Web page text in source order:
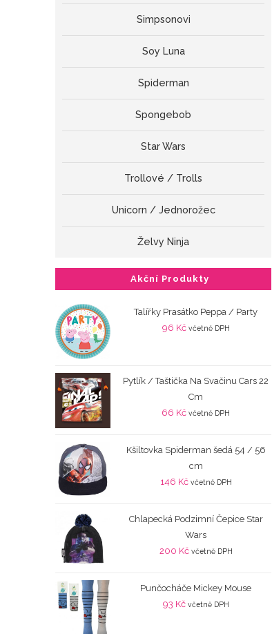
Simpsonovi
Soy Luna
Spiderman
Spongebob
Star Wars
Trollové / Trolls
Unicorn / Jednorožec
Želvy Ninja
Akční Produkty
Talířky Prasátko Peppa / Party
96 Kč včetně DPH
Pytlík / Taštička Na Svačinu Cars 22
Cm
66 Kč včetně DPH
Kšiltovka Spiderman šedá 54 / 56
cm
146 Kč včetně DPH
Chlapecká Podzimní Čepice Star
Wars
200 Kč včetně DPH
Punčocháče Mickey Mouse
93 Kč včetně DPH